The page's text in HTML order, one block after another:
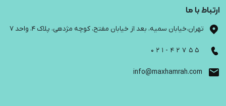
ارتباط با ما
تهران،خیابان سمیه، بعد از خیابان مفتح، کوچه مژدهی، پلاک 4، واحد 7
021-42755
info@maxhamrah.com